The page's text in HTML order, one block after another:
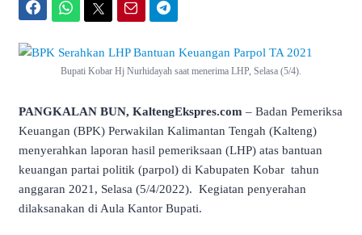
Bupati Kobar Hj Nurhidayah saat menerima LHP, Selasa (5/4).
PANGKALAN BUN, KaltengEkspres.com – Badan Pemeriksa
Keuangan (BPK) Perwakilan Kalimantan Tengah (Kalteng)
menyerahkan laporan hasil pemeriksaan (LHP) atas bantuan
keuangan partai politik (parpol) di Kabupaten Kobar tahun
anggaran 2021, Selasa (5/4/2022). Kegiatan penyerahan
dilaksanakan di Aula Kantor Bupati.